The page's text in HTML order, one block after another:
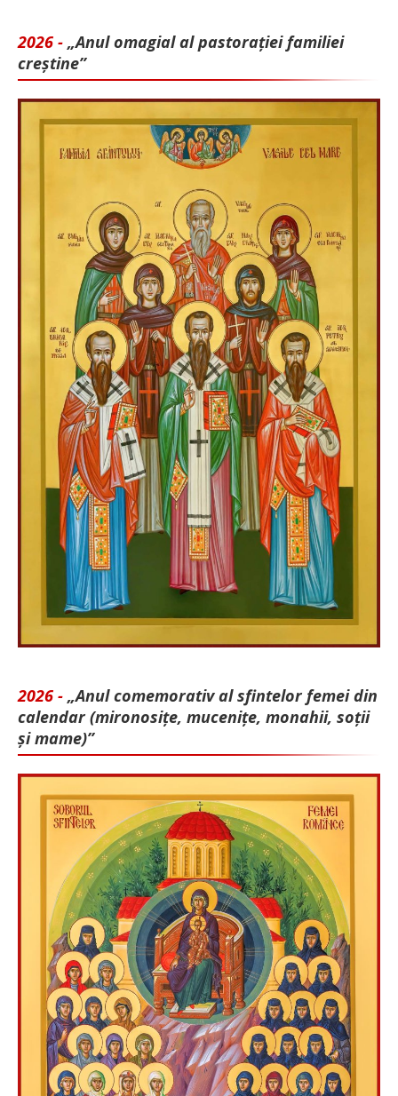
2026 - „Anul omagial al pastorației familiei
creștine”
2026 - „Anul comemorativ al sfintelor femei din
calendar (mironosițe, mu­cenițe, monahii, soții
și mame)”